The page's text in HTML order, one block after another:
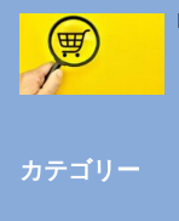
カテゴリー